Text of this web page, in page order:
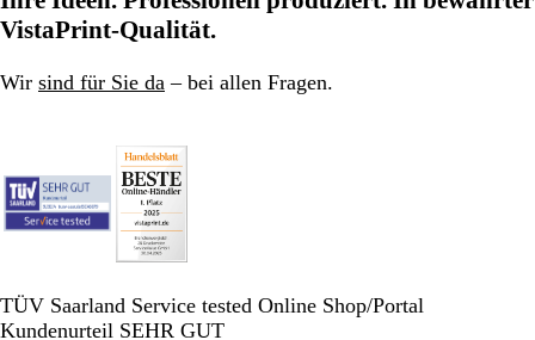
Seite
Seite
Seite
VistaPrint-Qualität.
Wir sind für Sie da – bei allen Fragen.
TÜV Saarland Service tested Online Shop/Portal
Kundenurteil SEHR GUT